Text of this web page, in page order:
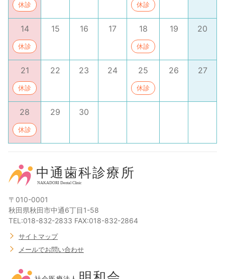
休診 休診
14
休診
15 16 17 18
休診
19 20
21
休診
22 23 24 25
休診
26 27
28
休診
29 30
〒010-0001
秋田県秋田市中通6丁目1-58
TEL:018-832-2833 FAX:018-832-2864
サイトマップ
メールでお問い合わせ